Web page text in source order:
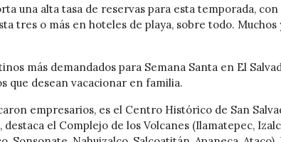
una alta tasa de reservas para esta temporada, con
tres o más en hoteles de playa, sobre todo. Muchos
más demandados para Semana Santa en El
que desean vacacionar en familia.
empresarios, es el Centro Histórico de San
el Complejo de los Volcanes (Ilamatepec,